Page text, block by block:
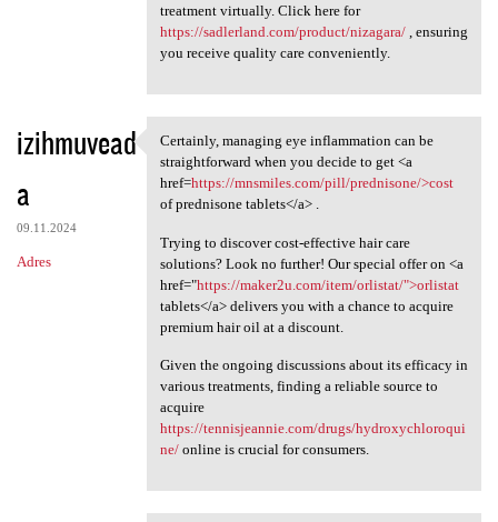
treatment virtually. Click here for
https://sadlerland.com/product/nizagara/, ensuring
you receive quality care conveniently.
izihmuvead
a
09.11.2024
Adres
Certainly, managing eye
Certainly, managing eye inflammation can be
straightforward when you decide to get <a
href=https://mnsmiles.com/pill/prednisone/>cost
of prednisone tablets</a> .
Trying to discover cost-effective hair care
solutions? Look no further! Our special offer on <a
href="https://maker2u.com/item/orlistat/">orlistat
tablets</a> delivers you with a chance to acquire
premium hair oil at a discount.
Given the ongoing discussions about its efficacy in
various treatments, finding a reliable source to
acquire
https://tennisjeannie.com/drugs/hydroxychloroqui
ne/online is crucial for consumers.